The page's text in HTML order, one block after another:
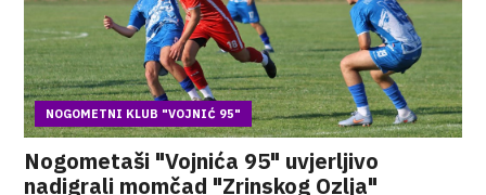
NOGOMETNI KLUB "VOJNIĆ 95"
Nogometaši "Vojnića 95" uvjerljivo
nadigrali momčad "Zrinskog Ozlja"